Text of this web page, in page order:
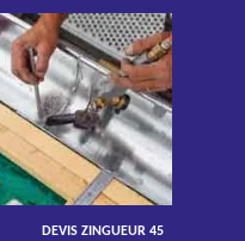
DEVIS ZINGUEUR 45